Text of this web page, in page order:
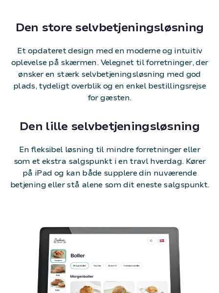
Den store selvbetjeningsløsning
Et opdateret design med en moderne og intuitiv
oplevelse på skærmen. Velegnet til forretninger, der
ønsker en stærk selvbetjeningsløsning med god
plads, tydeligt overblik og en enkel bestillingsrejse
for gæsten.
Den lille selvbetjeningsløsning
En fleksibel løsning til mindre forretninger eller
som et ekstra salgspunkt i en travl hverdag. Kører
på iPad og kan både supplere din nuværende
betjening eller stå alene som dit eneste salgspunkt.